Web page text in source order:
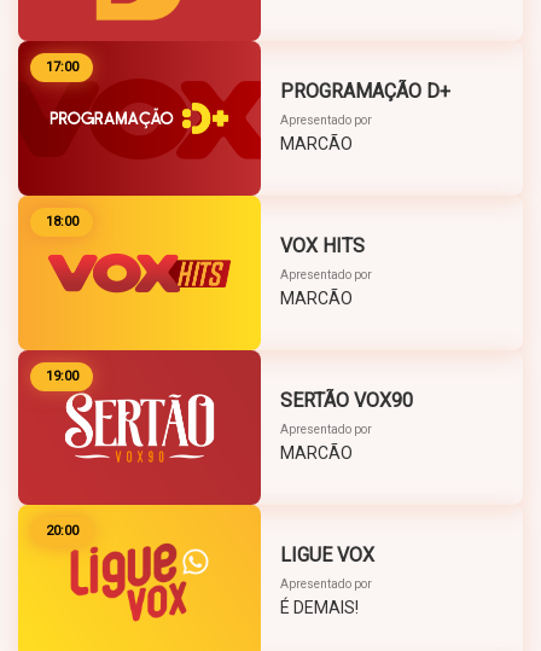
17:00
PROGRAMAÇÃO D+
Apresentado por
MARCÃO
18:00
VOX HITS
Apresentado por
MARCÃO
19:00
SERTÃO VOX90
Apresentado por
MARCÃO
20:00
LIGUE VOX
Apresentado por
É DEMAIS!